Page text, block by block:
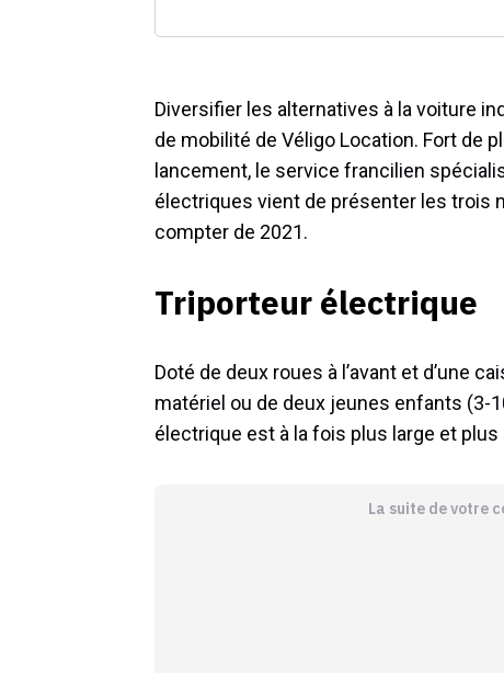
Diversifier les alternatives à la voiture
de mobilité de Véligo Location. Fort de
lancement, le service francilien
électriques vient de présenter les trois
compter de 2021.
Triporteur électrique
Doté de deux roues à l’avant et d’une
matériel ou de deux jeunes enfants (3-
électrique est à la fois plus large et plus
La suite de votre